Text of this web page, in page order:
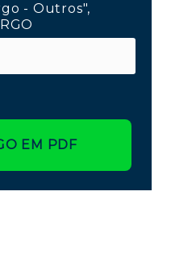
- Outros",
EM PDF